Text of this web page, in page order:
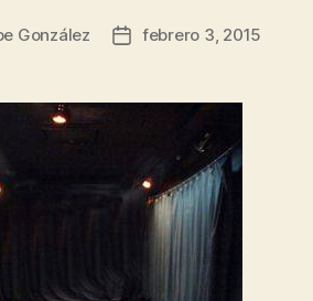
González
Fecha
entrada
febrero 3, 2015